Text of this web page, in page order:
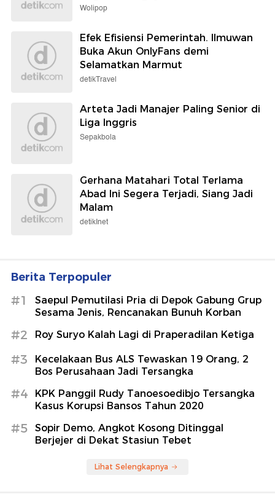
Wolipop
Efek Efisiensi Pemerintah. Ilmuwan
Buka Akun OnlyFans demi
Selamatkan Marmut
detikTravel
Arteta Jadi Manajer Paling Senior di
Liga Inggris
Sepakbola
Gerhana Matahari Total Terlama
Abad Ini Segera Terjadi, Siang Jadi
Malam
detikInet
Berita Terpopuler
#1
Saepul Pemutilasi Pria di Depok Gabung Grup
Sesama Jenis, Rencanakan Bunuh Korban
#2 Roy Suryo Kalah Lagi di Praperadilan Ketiga
#3
Kecelakaan Bus ALS Tewaskan 19 Orang, 2
Bos Perusahaan Jadi Tersangka
#4
KPK Panggil Rudy Tanoesoedibjo Tersangka
Kasus Korupsi Bansos Tahun 2020
#5
Sopir Demo, Angkot Kosong Ditinggal
Berjejer di Dekat Stasiun Tebet
Lihat Selengkapnya